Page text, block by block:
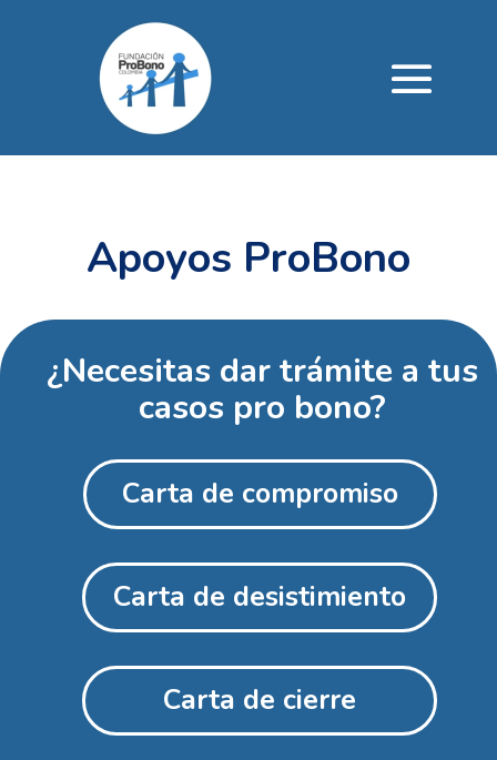
Apoyos ProBono
¿Necesitas dar trámite a tus
casos pro bono?
Carta de compromiso
Carta de desistimiento
Carta de cierre